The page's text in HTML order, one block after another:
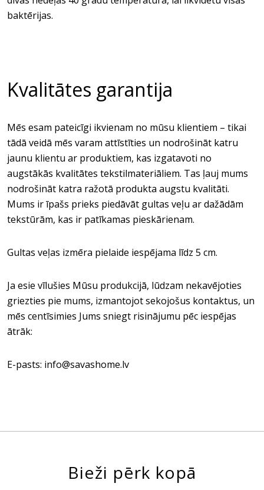
baktērijas.
Kvalitātes garantija
Mēs esam pateicīgi ikvienam no mūsu klientiem – tikai
tādā veidā mēs varam attīstīties un nodrošināt katru
jaunu klientu ar produktiem, kas izgatavoti no
augstākās kvalitātes tekstilmateriāliem. Tas ļauj mums
nodrošināt katra ražotā produkta augstu kvalitāti.
Mums ir īpašs prieks piedāvāt gultas veļu ar dažādām
tekstūrām, kas ir patīkamas pieskārienam.
Gultas veļas izmēra pielaide iespējama līdz 5 cm.
Ja esie vīlušies Mūsu produkcijā, lūdzam nekavējoties
griezties pie mums, izmantojot sekojošus kontaktus, un
mēs centīsimies Jums sniegt risinājumu pēc iespējas
ātrāk:
E-pasts: info@savashome.lv
Bieži pērk kopā